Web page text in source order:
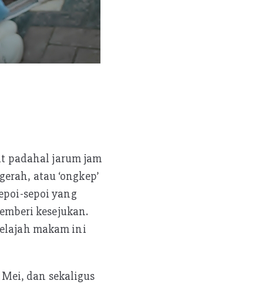
padahal jarum jam
atau ‘ongkep’
sepoi yang
kesejukan.
makam ini
dan sekaligus